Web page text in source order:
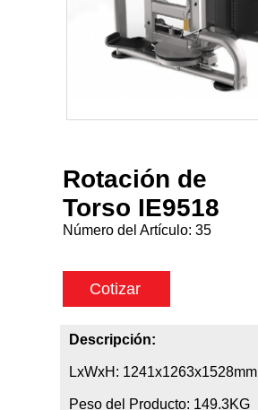
Rotación de
Torso IE9518
Número del Artículo: 35
Cotizar
Descripción:
LxWxH: 1241x1263x1528mm
Peso del Producto: 149.3KG